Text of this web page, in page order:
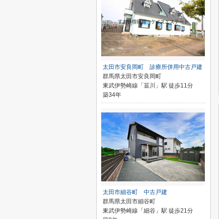
太田市安良岡町 診療所併用中古戸建
群馬県太田市安良岡町
東武伊勢崎線「韮川」駅 徒歩11分
築34年
太田市細谷町 中古戸建
群馬県太田市細谷町
東武伊勢崎線「細谷」駅 徒歩21分